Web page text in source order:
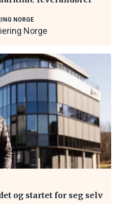
NORGE
Norge
og startet for seg selv